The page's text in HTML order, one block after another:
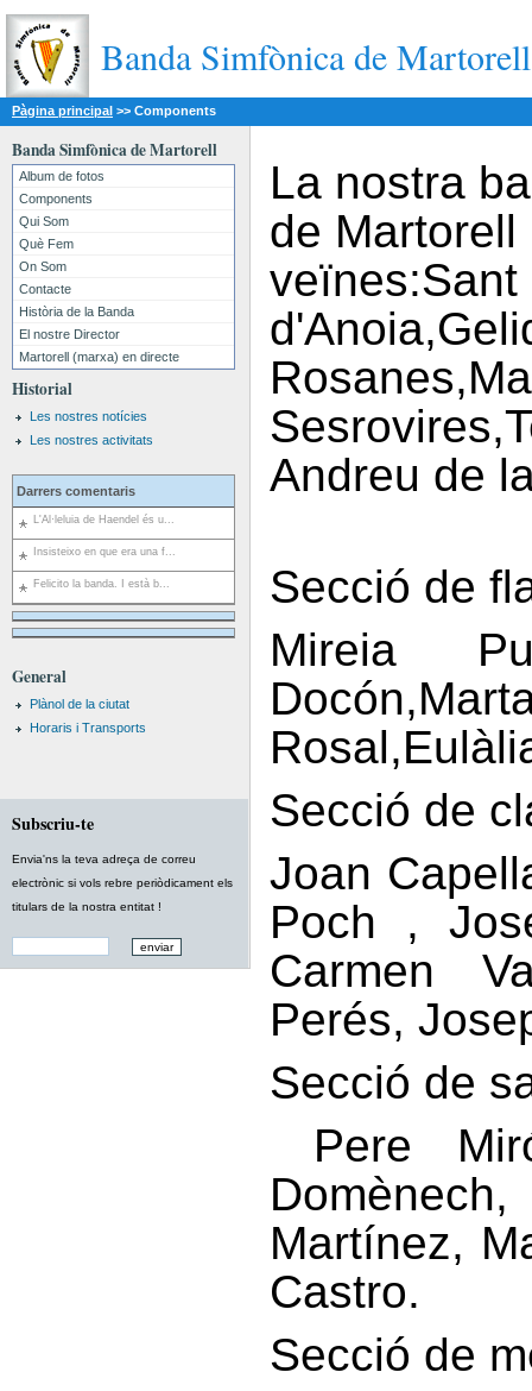
Banda Simfònica de Martorell
Pàgina principal >> Components
Banda Simfònica de Martorell
Album de fotos
Components
Qui Som
Què Fem
On Som
Contacte
Història de la Banda
El nostre Director
Martorell (marxa) en directe
Historial
Les nostres notícies
Les nostres activitats
Darrers comentaris
L'Al·leluia de Haendel és u...
Insisteixo en que era una f...
Felicito la banda. I està b...
General
Plànol de la ciutat
Horaris i Transports
Subscriu-te
Envia'ns la teva adreça de correu
electrònic si vols rebre periòdicament els
titulars de la nostra entitat !
La nostra
de
veïnes:Sant
Andreu de
Secció de
Mireia
Secció de
Joan
Poch , Jo
Carmen
Perés,
Secció de
Pere
Martínez,
Castro.
Secció de